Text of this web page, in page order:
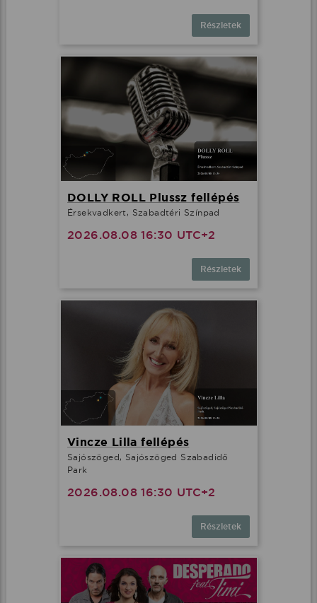
Részletek
DOLLY ROLL Plussz fellépés
Érsekvadkert, Szabadtéri Színpad
2026.08.08 16:30 UTC+2
Részletek
Vincze Lilla fellépés
Sajószöged, Sajószöged Szabadidő
Park
2026.08.08 16:30 UTC+2
Részletek